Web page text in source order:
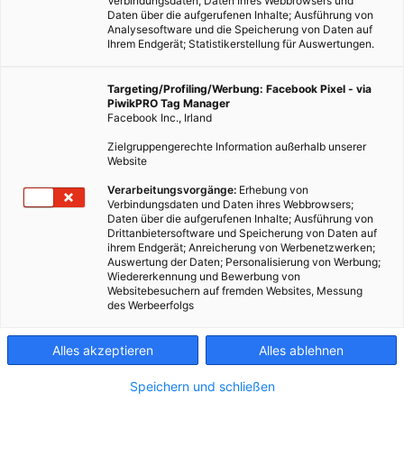
Impressum
Daten über die aufgerufenen Inhalte; Ausführung von
Analysesoftware und die Speicherung von Daten auf
Ihrem Endgerät; Statistikerstellung für Auswertungen.
Targeting/Profiling/Werbung: Facebook Pixel - via
PiwikPRO Tag Manager
Facebook Inc., Irland
Zielgruppengerechte Information außerhalb unserer
Website
Verarbeitungsvorgänge: Erhebung von
Verbindungsdaten und Daten ihres Webbrowsers;
Daten über die aufgerufenen Inhalte; Ausführung von
Drittanbietersoftware und Speicherung von Daten auf
ihrem Endgerät; Anreicherung von Werbenetzwerken;
Auswertung der Daten; Personalisierung von Werbung;
Wiedererkennung und Bewerbung von
Websitebesuchern auf fremden Websites, Messung
des Werbeerfolgs
Alles akzeptieren Alles ablehnen
Speichern und schließen